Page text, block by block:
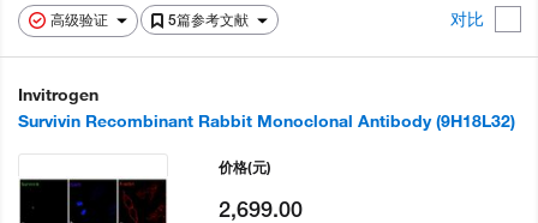
高级验证 5篇参考文献 对比
Invitrogen
Survivin Recombinant Rabbit Monoclonal Antibody (9H18L32)
价格(元)
2,699.00